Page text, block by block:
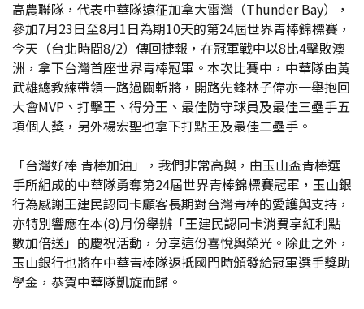
高農聯隊，代表中華隊遠征加拿大雷灣（Thunder Bay），
參加7月23日至8月1日為期10天的第24屆世界青棒錦標賽，
今天（台北時間8/2）傳回捷報，在冠軍戰中以8比4擊敗澳
洲，拿下台灣首座世界青棒冠軍。本次比賽中，中華隊由黃
武雄總教練帶領一路過關斬將，開路先鋒林子偉亦一舉抱回
大會MVP、打擊王、得分王、最佳防守球員及最佳三壘手五
項個人獎，另外楊宏聖也拿下打點王及最佳二壘手。
「台灣好棒 青棒加油」，我們非常高與，由玉山盃青棒選
手所組成的中華隊勇奪第24屆世界青棒錦標賽冠軍，玉山銀
行為感謝王建民認同卡顧客長期對台灣青棒的愛護與支持，
亦特別響應在本(8)月份舉辦「王建民認同卡消費享紅利點
數加倍送」的慶祝活動，分享這份喜悅與榮光。除此之外，
玉山銀行也將在中華青棒隊返抵國門時頒發給冠軍選手獎助
學金，恭賀中華隊凱旋而歸。